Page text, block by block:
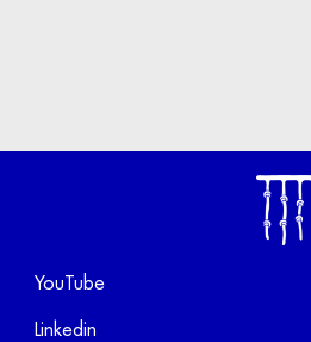
YouTube
Linkedin